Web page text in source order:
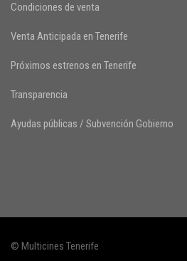
Condiciones de venta
Venta Anticipada en Tenerife
Próximos estrenos en Tenerife
Transparencia
Ayudas públicas / Subvención Gobierno
© Multicines Tenerife